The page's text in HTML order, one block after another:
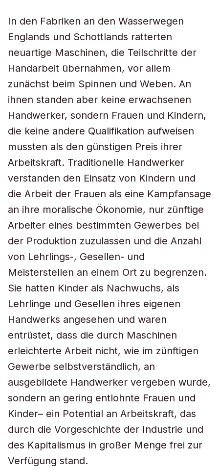
In den Fabriken an den Wasserwegen
Englands und Schottlands ratterten
neuartige Maschinen, die Teilschritte der
Handarbeit übernahmen, vor allem
zunächst beim Spinnen und Weben. An
ihnen standen aber keine erwachsenen
Handwerker, sondern Frauen und Kindern,
die keine andere Qualifikation aufweisen
mussten als den günstigen Preis ihrer
Arbeitskraft. Traditionelle Handwerker
verstanden den Einsatz von Kindern und
die Arbeit der Frauen als eine Kampfansage
an ihre moralische Ökonomie, nur zünftige
Arbeiter eines bestimmten Gewerbes bei
der Produktion zuzulassen und die Anzahl
von Lehrlings-, Gesellen- und
Meisterstellen an einem Ort zu begrenzen.
Sie hatten Kinder als Nachwuchs, als
Lehrlinge und Gesellen ihres eigenen
Handwerks angesehen und waren
entrüstet, dass die durch Maschinen
erleichterte Arbeit nicht, wie im zünftigen
Gewerbe selbstverständlich, an
ausgebildete Handwerker vergeben wurde,
sondern an gering entlohnte Frauen und
Kinder– ein Potential an Arbeitskraft, das
durch die Vorgeschichte der Industrie und
des Kapitalismus in großer Menge frei zur
Verfügung stand.